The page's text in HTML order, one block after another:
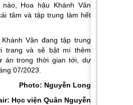
Hoa hậu Khánh Vân
tâm và tập trung làm hết
Vân đang tập trung
trang và sẽ bật mí thêm
án trong thời gian tới, dự
07/2023.
Photo: Nguyễn Long
Học viện Quân Nguyễn